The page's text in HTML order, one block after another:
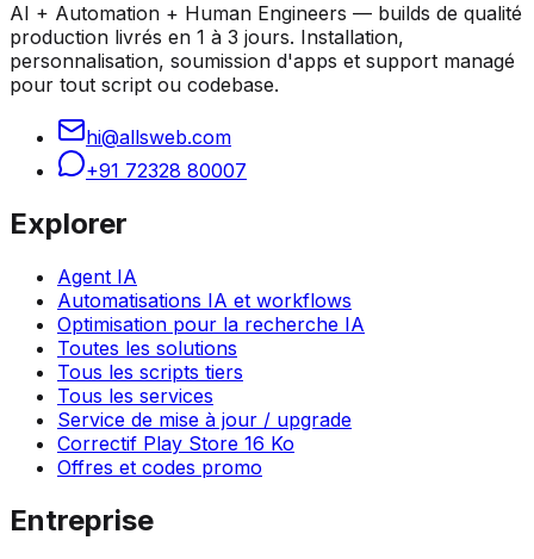
AI + Automation + Human Engineers — builds de qualité
production livrés en 1 à 3 jours. Installation,
personnalisation, soumission d'apps et support managé
pour tout script ou codebase.
hi@allsweb.com
+91 72328 80007
Explorer
Agent IA
Automatisations IA et workflows
Optimisation pour la recherche IA
Toutes les solutions
Tous les scripts tiers
Tous les services
Service de mise à jour / upgrade
Correctif Play Store 16 Ko
Offres et codes promo
Entreprise